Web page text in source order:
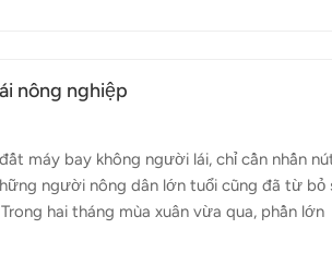
dưới tốc độ gió cấp 3 và tránh vận
nông nghiệp
máy bay không người lái, chỉ cần nhấn
người nông dân lớn tuổi cũng đã từ bỏ
hai tháng mùa xuân vừa qua, phần lớn
ích. Ví dụ, trước đây, cần phải lắc thủ